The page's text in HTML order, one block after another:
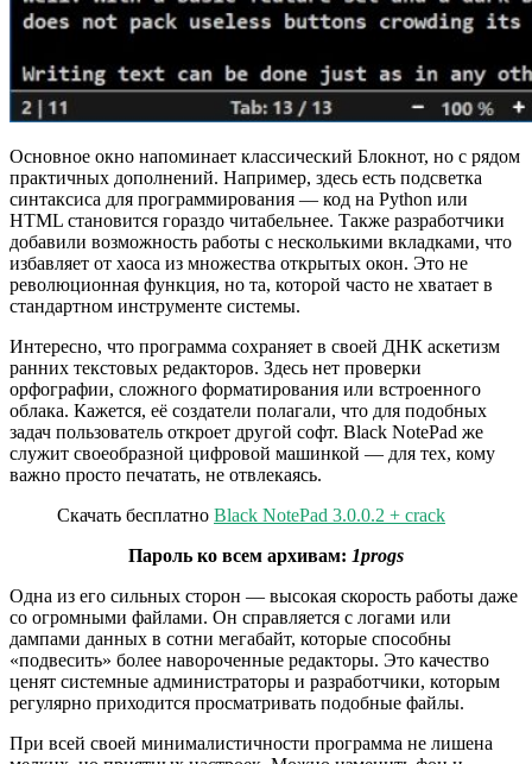
Основное окно напоминает классический Блокнот, но с рядом
практичных дополнений. Например, здесь есть подсветка
синтаксиса для программирования — код на Python или
HTML становится гораздо читабельнее. Также разработчики
добавили возможность работы с несколькими вкладками, что
избавляет от хаоса из множества открытых окон. Это не
революционная функция, но та, которой часто не хватает в
стандартном инструменте системы.
Интересно, что программа сохраняет в своей ДНК аскетизм
ранних текстовых редакторов. Здесь нет проверки
орфографии, сложного форматирования или встроенного
облака. Кажется, её создатели полагали, что для подобных
задач пользователь откроет другой софт. Black NotePad же
служит своеобразной цифровой машинкой — для тех, кому
важно просто печатать, не отвлекаясь.
Скачать бесплатно Black NotePad 3.0.0.2 + crack
Пароль ко всем архивам: 1progs
Одна из его сильных сторон — высокая скорость работы даже
со огромными файлами. Он справляется с логами или
дампами данных в сотни мегабайт, которые способны
«подвесить» более навороченные редакторы. Это качество
ценят системные администраторы и разработчики, которым
регулярно приходится просматривать подобные файлы.
При всей своей минималистичности программа не лишена